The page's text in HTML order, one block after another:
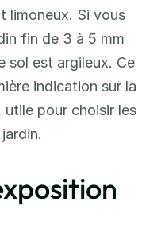
limoneux. Si vous
fin de 3 à 5 mm
sol est argileux. Ce
indication sur la
pour choisir les